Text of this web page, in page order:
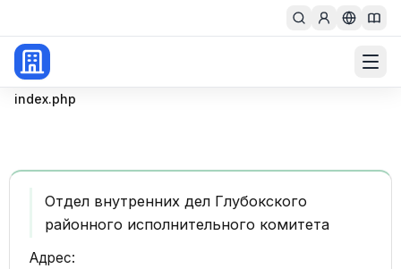
Главная
index.php
Отдел внутренних дел Глубокского
районного исполнительного комитета
Адрес: